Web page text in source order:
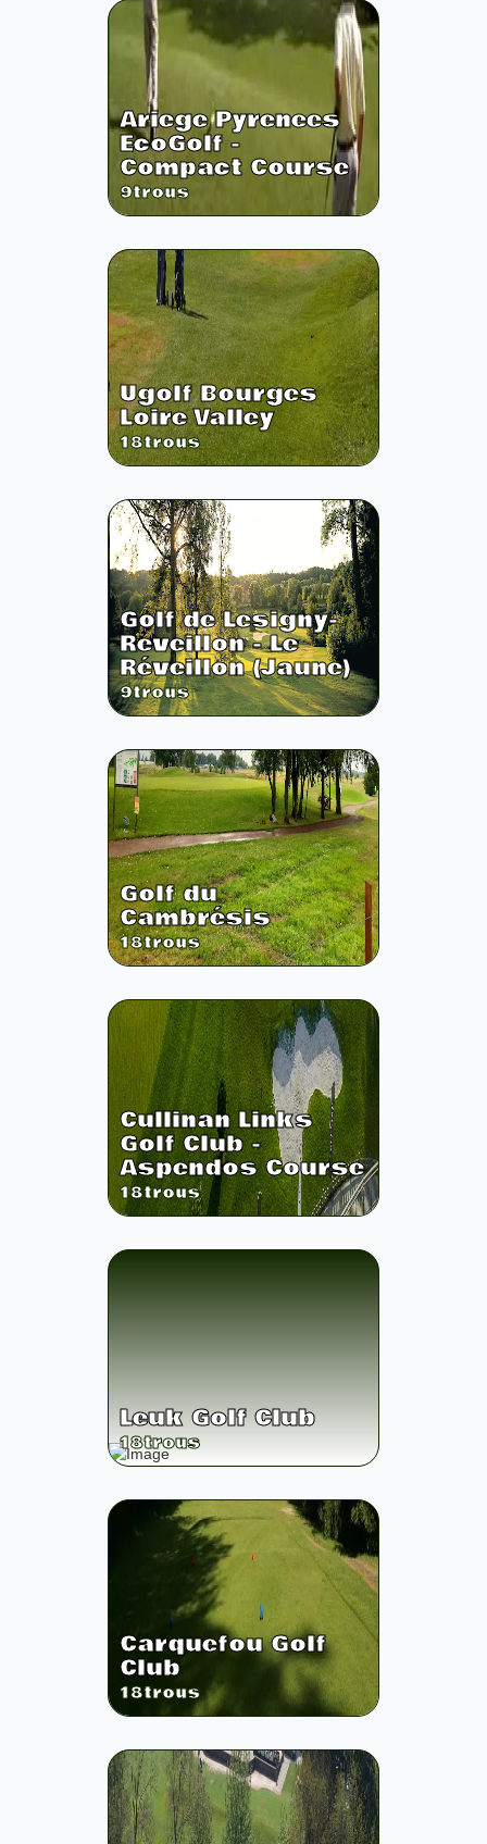
Ariege Pyrenees
EcoGolf -
Compact Course
9trous
Ugolf Bourges
Loire Valley
18trous
Golf de Lesigny-
Reveillon - Le
Réveillon (Jaune)
9trous
Golf du
Cambrésis
18trous
Cullinan Links
Golf Club -
Aspendos Course
18trous
Leuk Golf Club
18trous
Carquefou Golf
Club
18trous